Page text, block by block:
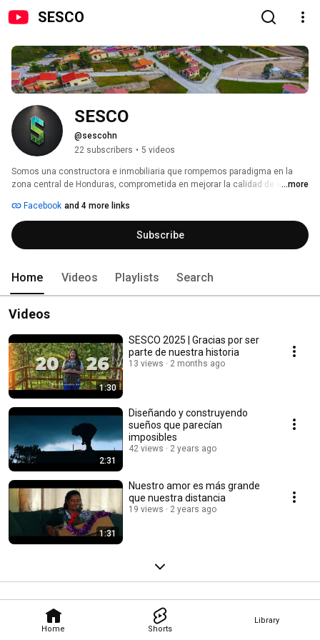
SESCO
Home Shorts
Library
SESCO
@sescohn
22 subscribers • 5 videos
Somos una constructora e inmobiliaria que rompemos paradigma en la
zona central de Honduras, comprometida en mejorar la calidad de vida de
...more
Facebook and 4 more links
Subscribe
Home Videos Playlists Search
Videos
1:30
SESCO 2025 | Gracias por ser
parte de nuestra historia
13 views 2 months ago
2:31
Diseñando y construyendo
sueños que parecían
imposibles
42 views 2 years ago
1:31
Nuestro amor es más grande
que nuestra distancia
19 views 2 years ago